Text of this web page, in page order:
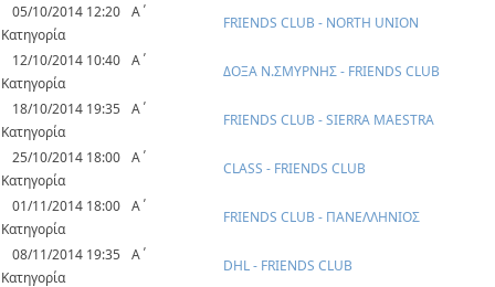
05/10/2014 12:20 Α΄
Κατηγορία
FRIENDS CLUB - NORTH UNION
12/10/2014 10:40 Α΄
Κατηγορία
ΔΟΞΑ Ν.ΣΜΥΡΝΗΣ - FRIENDS CLUB
18/10/2014 19:35 Α΄
Κατηγορία
FRIENDS CLUB - SIERRA MAESTRA
25/10/2014 18:00 Α΄
Κατηγορία
CLASS - FRIENDS CLUB
01/11/2014 18:00 Α΄
Κατηγορία
FRIENDS CLUB - ΠΑΝΕΛΛΗΝΙΟΣ
08/11/2014 19:35 Α΄
Κατηγορία
DHL - FRIENDS CLUB